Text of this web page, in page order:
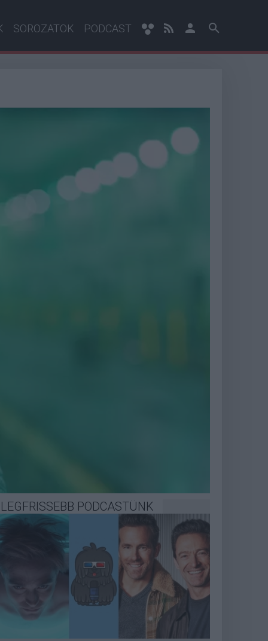
SOROZATOK PODCAST
LEGFRISSEBB PODCASTÜNK